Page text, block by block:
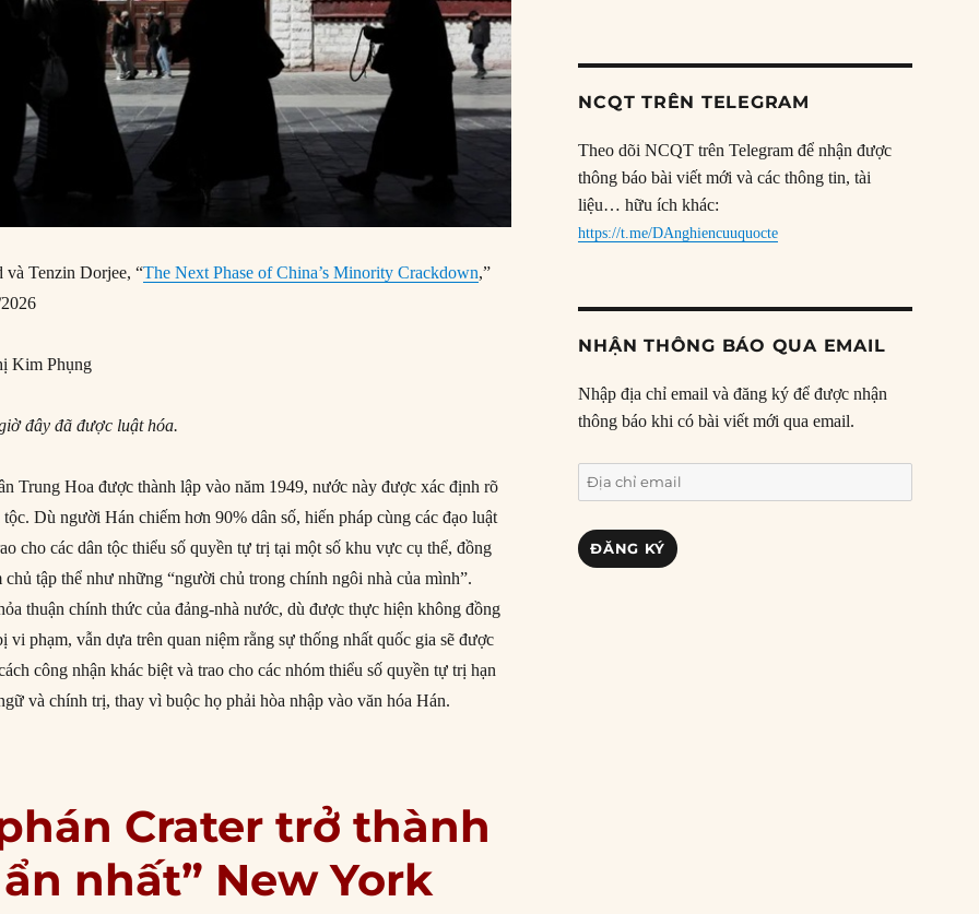
và Tenzin Dorjee, “The Next Phase of China’s Minority Crackdown,”
Kim Phụng
đây đã được luật hóa.
Trung Hoa được thành lập vào năm 1949, nước này được xác định rõ
Dù người Hán chiếm hơn 90% dân số, hiến pháp cùng các đạo luật
cho các dân tộc thiểu số quyền tự trị tại một số khu vực cụ thể, đồng
chủ tập thể như những “người chủ trong chính ngôi nhà của mình”.
thuận chính thức của đảng-nhà nước, dù được thực hiện không đồng
vi phạm, vẫn dựa trên quan niệm rằng sự thống nhất quốc gia sẽ được
công nhận khác biệt và trao cho các nhóm thiểu số quyền tự trị hạn
và chính trị, thay vì buộc họ phải hòa nhập vào văn hóa Hán.
tiếp theo trong cuộc trấn áp các dân tộc thiểu số của Trung Quốc”
Crater trở thành
nhất” New York
NCQT TRÊN TELEGRAM
Theo dõi NCQT trên Telegram để nhận được
thông báo bài viết mới và các thông tin, tài
liệu… hữu ích khác:
https://t.me/DAnghiencuuquocte
NHẬN THÔNG BÁO QUA EMAIL
Nhập địa chỉ email và đăng ký để được nhận
thông báo khi có bài viết mới qua email.
Địa
chỉ
email
ĐĂNG KÝ